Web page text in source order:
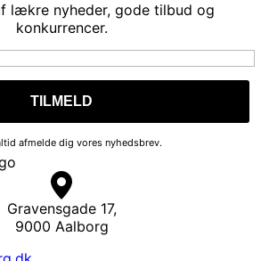
lækre nyheder, gode tilbud og
konkurrencer.
afmelde dig vores nyhedsbrev.
Gravensgade 17,
9000 Aalborg